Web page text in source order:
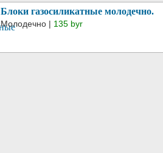
Блоки газосиликатные молодечно.
Молодечно | 135 byr